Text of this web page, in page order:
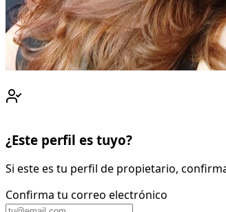
¿Este perfil es tuyo?
Si este es tu perfil de propietario,
Confirma tu correo electrónico